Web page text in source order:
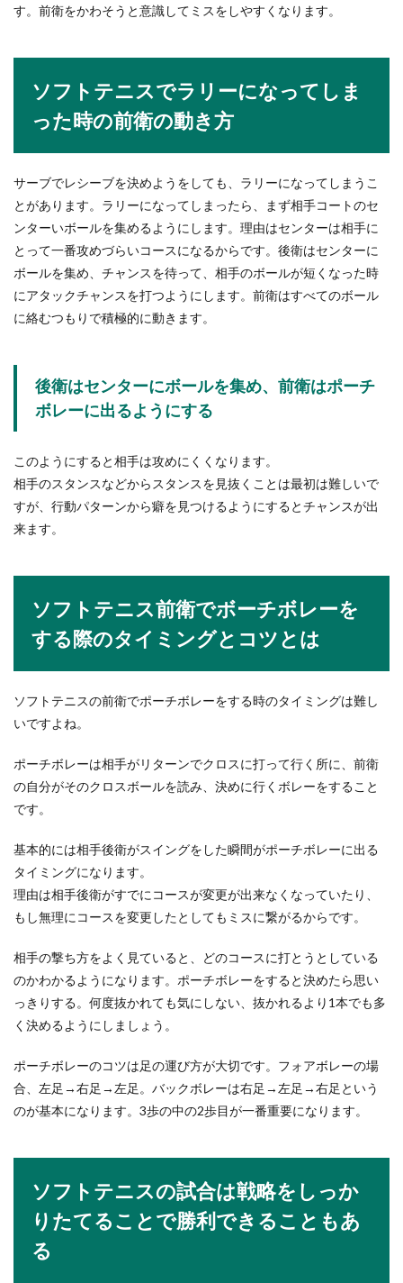
す。前衛をかわそうと意識してミスをしやすくなります。
ソフトテニスでラリーになってしま
った時の前衛の動き方
サーブでレシーブを決めようをしても、ラリーになってしまうこ
とがあります。ラリーになってしまったら、まず相手コートのセ
ンターいボールを集めるようにします。理由はセンターは相手に
とって一番攻めづらいコースになるからです。後衛はセンターに
ボールを集め、チャンスを待って、相手のボールが短くなった時
にアタックチャンスを打つようにします。前衛はすべてのボール
に絡むつもりで積極的に動きます。
後衛はセンターにボールを集め、前衛はポーチ
ボレーに出るようにする
このようにすると相手は攻めにくくなります。
相手のスタンスなどからスタンスを見抜くことは最初は難しいで
すが、行動パターンから癖を見つけるようにするとチャンスが出
来ます。
ソフトテニス前衛でボーチボレーを
する際のタイミングとコツとは
ソフトテニスの前衛でポーチボレーをする時のタイミングは難し
いですよね。
ポーチボレーは相手がリターンでクロスに打って行く所に、前衛
の自分がそのクロスボールを読み、決めに行くボレーをすること
です。
基本的には相手後衛がスイングをした瞬間がポーチボレーに出る
タイミングになります。
理由は相手後衛がすでにコースが変更が出来なくなっていたり、
もし無理にコースを変更したとしてもミスに繋がるからです。
相手の撃ち方をよく見ていると、どのコースに打とうとしている
のかわかるようになります。ポーチボレーをすると決めたら思い
っきりする。何度抜かれても気にしない、抜かれるより1本でも多
く決めるようにしましょう。
ポーチボレーのコツは足の運び方が大切です。フォアボレーの場
合、左足→右足→左足。バックボレーは右足→左足→右足という
のが基本になります。3歩の中の2歩目が一番重要になります。
ソフトテニスの試合は戦略をしっか
りたてることで勝利できることもあ
る